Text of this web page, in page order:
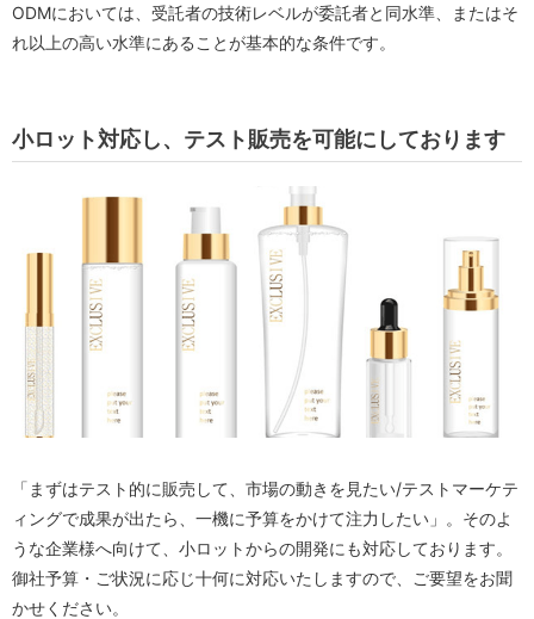
ODMにおいては、受託者の技術レベルが委託者と同水準、またはそ
れ以上の高い水準にあることが基本的な条件です。
小ロット対応し、テスト販売を可能にしております
「まずはテスト的に販売して、市場の動きを見たい/テストマーケテ
ィングで成果が出たら、一機に予算をかけて注力したい」。そのよ
うな企業様へ向けて、小ロットからの開発にも対応しております。
御社予算・ご状況に応じ十何に対応いたしますので、ご要望をお聞
かせください。